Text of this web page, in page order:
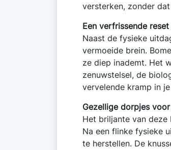
versterken, zonder
Een verfrissende
Naast de fysieke
vermoeide brein.
ze diep inademt. Het
zenuwstelsel, de
vervelende kramp in
Gezellige dorpjes
Het briljante van deze
Na een flinke fysieke
te herstellen. De